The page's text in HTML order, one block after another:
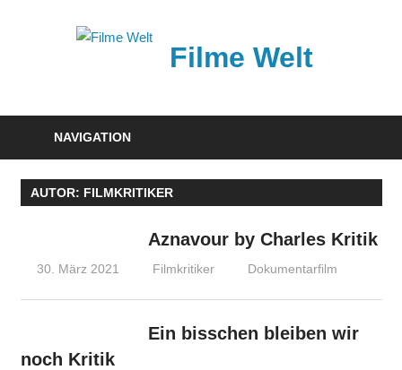
Filme Welt
von
aktuellen
NAVIGATION
AUTOR: FILMKRITIKER
Aznavour by Charles Kritik
30. März 2021 Filmkritiker Dokumentarfilm
Ein bisschen bleiben wir
noch Kritik